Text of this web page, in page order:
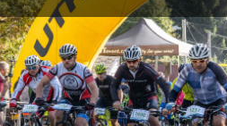
závod v Jizerských horách
Už 10. října, tedy druhou říjnovou